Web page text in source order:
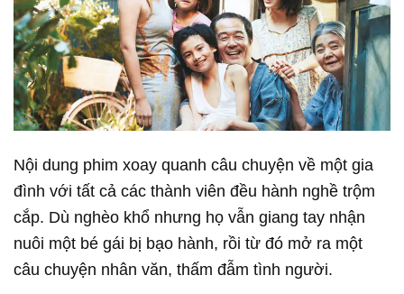
Nội dung phim xoay quanh câu chuyện về một gia
đình với tất cả các thành viên đều hành nghề trộm
cắp. Dù nghèo khổ nhưng họ vẫn giang tay nhận
nuôi một bé gái bị bạo hành, rồi từ đó mở ra một
câu chuyện nhân văn, thấm đẫm tình người.